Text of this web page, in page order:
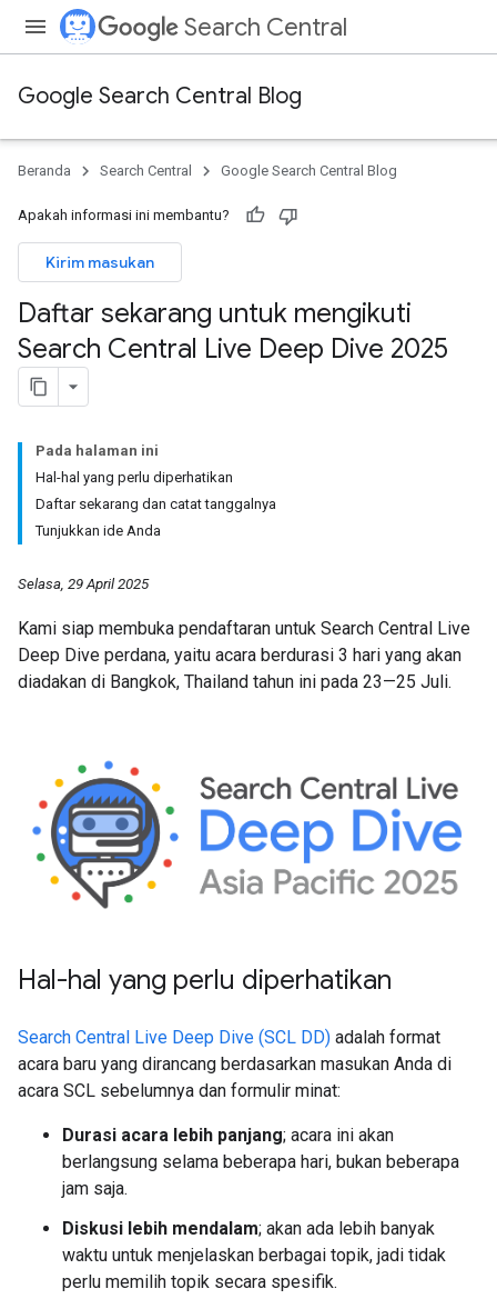
Search Central
Google Search Central Blog
Beranda Search Central Google Search Central Blog
Apakah informasi ini membantu?
Kirim masukan
Daftar sekarang untuk mengikuti
Search Central Live Deep Dive 2025
Pada halaman ini
Hal-hal yang perlu diperhatikan
Daftar sekarang dan catat tanggalnya
Tunjukkan ide Anda
Selasa, 29 April 2025
Kami siap membuka pendaftaran untuk Search Central Live
Deep Dive perdana, yaitu acara berdurasi 3 hari yang akan
diadakan di Bangkok, Thailand tahun ini pada 23—25 Juli.
Hal-hal yang perlu diperhatikan
Search Central Live Deep Dive (SCL DD) adalah format
acara baru yang dirancang berdasarkan masukan Anda di
acara SCL sebelumnya dan formulir minat:
Durasi acara lebih panjang; acara ini akan
berlangsung selama beberapa hari, bukan beberapa
jam saja.
Diskusi lebih mendalam; akan ada lebih banyak
waktu untuk menjelaskan berbagai topik, jadi tidak
perlu memilih topik secara spesifik.